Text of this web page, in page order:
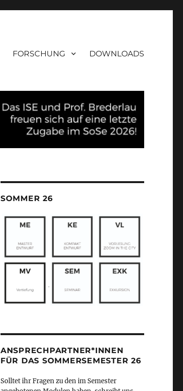
FORSCHUNG DOWNLOADS
SOMMER 26
ANSPRECHPARTNER*INNEN
FÜR DAS SOMMERSEMESTER 26
Solltet ihr Fragen zu den im Semester